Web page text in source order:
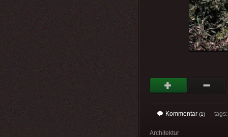
Kommentar (1)
Architektur